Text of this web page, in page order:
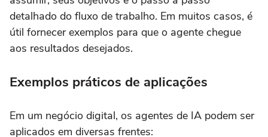
detalhado do fluxo de trabalho. Em muitos casos, é
útil fornecer exemplos para que o agente chegue
aos resultados desejados.
Exemplos práticos de aplicações
Em um negócio digital, os agentes de IA podem ser
aplicados em diversas frentes: